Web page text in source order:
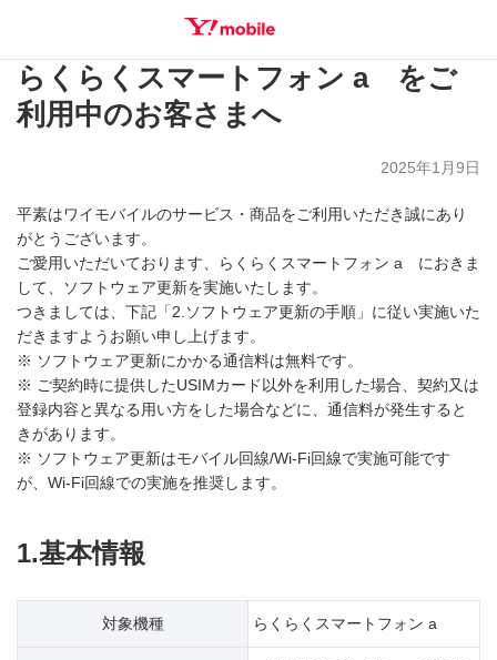
SEARCH
らくらくスマートフォン a をご
利用中のお客さまへ
2025年1月9日
平素はワイモバイルのサービス・商品をご利用いただき誠にあり
がとうございます。
ご愛用いただいております、らくらくスマートフォン a におきま
して、ソフトウェア更新を実施いたします。
つきましては、下記「2.ソフトウェア更新の手順」に従い実施いた
だきますようお願い申し上げます。
※ ソフトウェア更新にかかる通信料は無料です。
※ ご契約時に提供したUSIMカード以外を利用した場合、契約又は
登録内容と異なる用い方をした場合などに、通信料が発生すると
きがあります。
※ ソフトウェア更新はモバイル回線/Wi-Fi回線で実施可能です
が、Wi-Fi回線での実施を推奨します。
1.基本情報
対象機種 らくらくスマートフォン a